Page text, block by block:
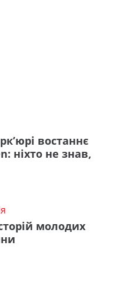
востаннє
ніхто не знав,
молодих